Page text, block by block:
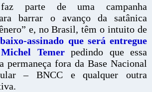
parte de uma campanha
barrar o avanço da satânica
e, no Brasil, têm o intuito de
assinado que será entregue
Temerpedindo que essa
permaneça fora da Base Nacional
– BNCC e qualquer outra